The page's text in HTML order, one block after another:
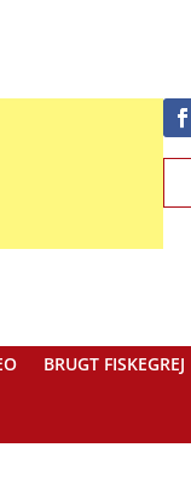
BRUGT FISKEGREJ